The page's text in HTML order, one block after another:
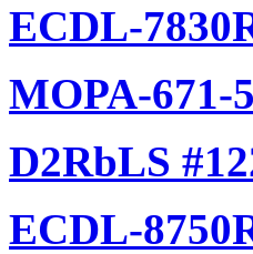
ECDL-
MOPA-671-
D2RbLS
ECDL-